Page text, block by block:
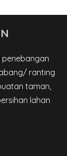
ranting
taman,
lahan